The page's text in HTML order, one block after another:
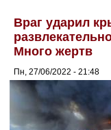
Враг ударил
Много жертв
Пн, 27/06/2022 - 21:48